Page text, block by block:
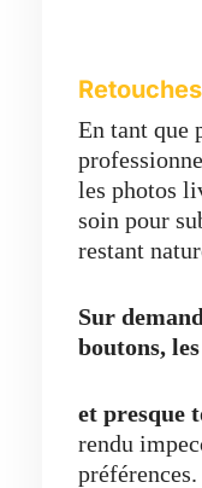
Retouches
En tant que
les photos
soin pour
restant
Sur
boutons,
et presque
rendu
préférences.